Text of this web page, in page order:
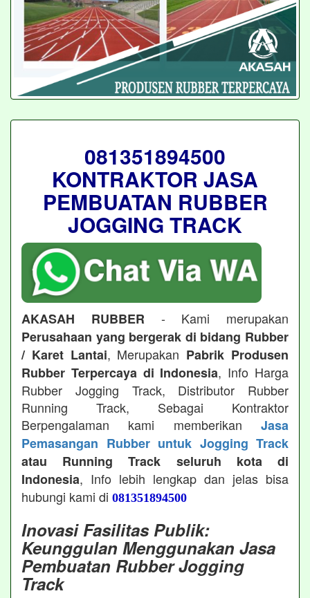
081351894500
KONTRAKTOR JASA
PEMBUATAN RUBBER
JOGGING TRACK
AKASAH RUBBER - Kami merupakan
Perusahaan yang bergerak di bidang Rubber
/ Karet Lantai, Merupakan Pabrik Produsen
Rubber Terpercaya di Indonesia, Info Harga
Rubber Jogging Track, Distributor Rubber
Running Track, Sebagai Kontraktor
Berpengalaman kami memberikan Jasa
Pemasangan Rubber untuk Jogging Track
atau Running Track seluruh kota di
Indonesia, Info lebih lengkap dan jelas bisa
hubungi kami di 081351894500
Inovasi Fasilitas Publik:
Keunggulan Menggunakan Jasa
Pembuatan Rubber Jogging
Track